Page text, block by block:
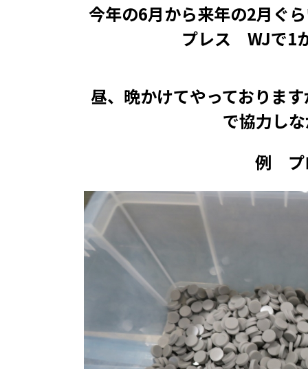
今年の6月から来年の2月
プレス WJで1
昼、晩かけてやっておりま
で協力し
例 プ